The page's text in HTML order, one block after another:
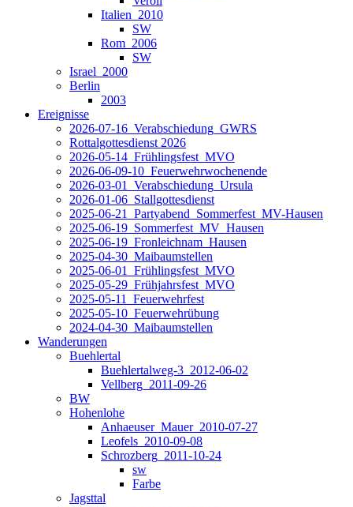
Italien_2010
SW
Rom_2006
SW
Israel_2000
Berlin
2003
Ereignisse
2026-07-16_Verabschiedung_GWRS
Rottalgottesdienst 2026
2026-05-14_Frühlingsfest_MVO
2026-06-09-10_Feuerwehrwochenende
2026-03-01_Verabschiedung_Ursula
2026-01-06_Stallgottesdienst
2025-06-21_Partyabend_Sommerfest_MV-Hausen
2025-06-19_Sommerfest_MV_Hausen
2025-06-19_Fronleichnam_Hausen
2025-04-30_Maibaumstellen
2025-06-01_Frühlingsfest_MVO
2025-05-29_Frühjahrsfest_MVO
2025-05-11_Feuerwehrfest
2025-05-10_Feuerwehrübung
2024-04-30_Maibaumstellen
Wanderungen
Buehlertal
Buehlertalweg-3_2012-06-02
Vellberg_2011-09-26
BW
Hohenlohe
Anhaeuser_Mauer_2010-07-27
Leofels_2010-09-08
Schrozberg_2011-10-24
sw
Farbe
Jagsttal